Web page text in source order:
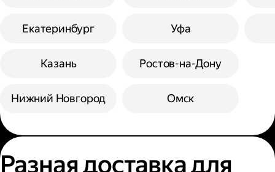
Екатеринбург
Казань
Нижний Новгород
Уфа
Ростов-на-Дону
Омск
Разная доставка для